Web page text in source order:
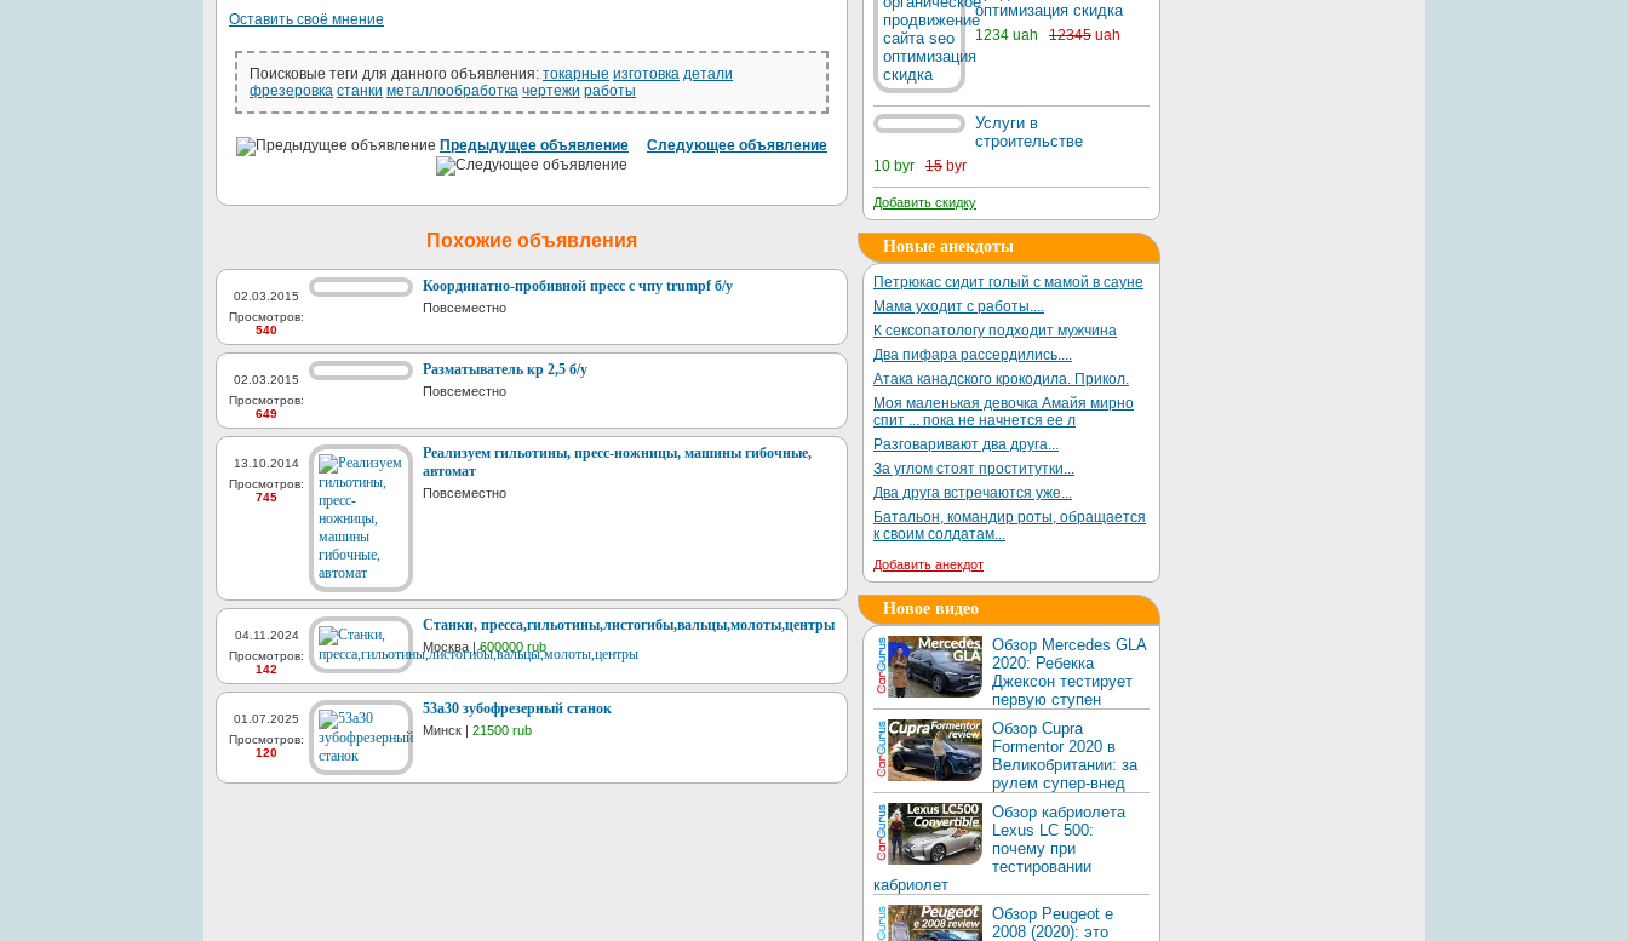
Оставить своё мнение
Поисковые теги для данного объявления: токарные изготовка детали
фрезеровка станки металлообработка чертежи работы
Предыдущее объявление Следующее объявление
Похожие объявления
02.03.2015
Просмотров:
540
Координатно-пробивной пресс с чпу trumpf б/у
Повсеместно
02.03.2015
Просмотров:
649
Разматыватель кр 2,5 б/у
Повсеместно
13.10.2014
Просмотров:
745
Реализуем гильотины, пресс-ножницы, машины гибочные,
автомат
Повсеместно
04.11.2024
Просмотров:
142
Станки, пресса,гильотины,листогибы,вальцы,молоты,центры
Москва |600000 rub
01.07.2025
Просмотров:
120
53а30 зубофрезерный станок
Минск | 21500 rub
оптимизация скидка
1234 uah 12345 uah
Услуги в
строительстве
10 byr 15 byr
Добавить скидку
Новые анекдоты
Петрюкас сидит голый с мамой в сауне
Мама уходит с работы....
К сексопатологу подходит мужчина
Два пифара рассердились....
Атака канадского крокодила. Прикол.
Моя маленькая девочка Амайя мирно
спит ... пока не начнется ее л
Разговаривают два друга...
За углом стоят проститутки...
Два друга встречаются уже...
Батальон, командир роты, обращается
к своим солдатам...
Добавить анекдот
Новое видео
Обзор Mercedes GLA
2020: Ребекка
Джексон тестирует
первую ступен
Обзор Cupra
Formentor 2020 в
Великобритании: за
рулем супер-внед
Обзор кабриолета
Lexus LC 500:
почему при
тестировании
кабриолет
Обзор Peugeot e
2008 (2020): это